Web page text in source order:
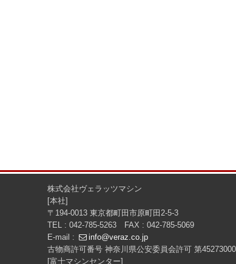
株式会社ヴェラッツマシン
[本社]
〒194-0013 東京都町田市原町田2-5-3
TEL : 042-785-5263 FAX : 042-785-5069
E-mail :
info@veraz.co.jp
古物商許可番号 神奈川県公安委員会許可 第
[富士マシンセンター]